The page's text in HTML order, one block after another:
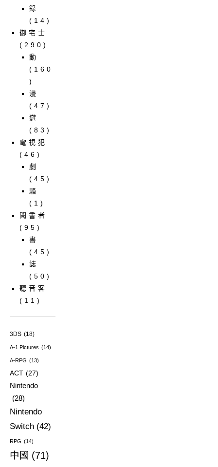
錄
(14)
御宅士
(290)
動
(160
)
漫
(47)
遊
(83)
電視犯
(46)
劇
(45)
騷
(1)
閱書者
(95)
書
(45)
誌
(50)
聽音客
(11)
3DS (18)
A-1 Pictures (14)
A-RPG (13)
ACT (27)
Nintendo
(28)
Nintendo
Switch (42)
RPG (14)
中國 (71)